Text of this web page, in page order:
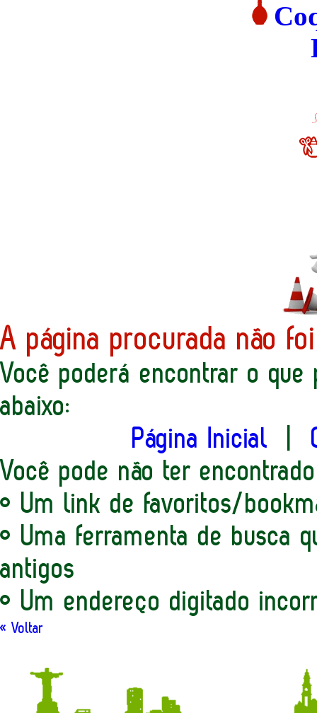
A página procurada não
Você poderá encontrar o
abaixo:
Página Inicial
Você pode não ter
• Um link de favoritos/
• Uma ferramenta de busca
antigos
• Um endereço digitado
« Voltar